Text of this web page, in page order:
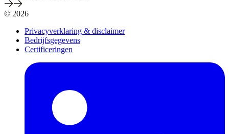
© 2026
Privacyverklaring & disclaimer
Bedrijfsgegevens
Certificeringen